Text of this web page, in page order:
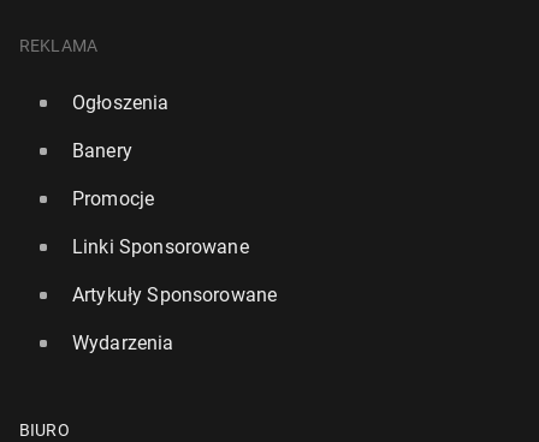
REKLAMA
Ogłoszenia
Banery
Promocje
Linki Sponsorowane
Artykuły Sponsorowane
Wydarzenia
BIURO